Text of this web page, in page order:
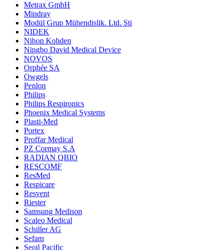
Metrax GmbH
Mindray
Modül Grup Mühendislik. Ltd. Şti
NIDEK
Nihon Kohden
Ningbo David Medical Device
NOVOS
Orphée SA
Owgels
Penlon
Philips
Philips Respironics
Phoenix Medical Systems
Plasti-Med
Portex
Proffar Medical
PZ Cormay S.A
RADIAN QBIO
RESCOMF
ResMed
Respicare
Resvent
Riester
Samsung Medison
Scaleo Medical
Schiller AG
Sefam
Seoil Pacific